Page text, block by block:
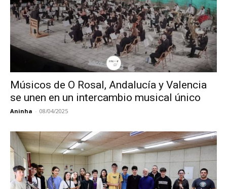
Músicos de O Rosal, Andalucía y Valencia
se unen en un intercambio musical único
Aninha - 08/04/2025